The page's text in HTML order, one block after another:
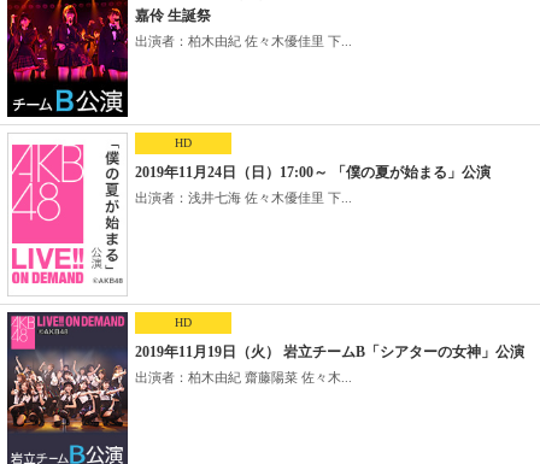
嘉伶 生誕祭
出演者：柏木由紀 佐々木優佳里 下...
HD
2019年11月24日（日）17:00～ 「僕の夏が始まる」公演
出演者：浅井七海 佐々木優佳里 下...
HD
2019年11月19日（火） 岩立チームB「シアターの女神」公演
出演者：柏木由紀 齋藤陽菜 佐々木...